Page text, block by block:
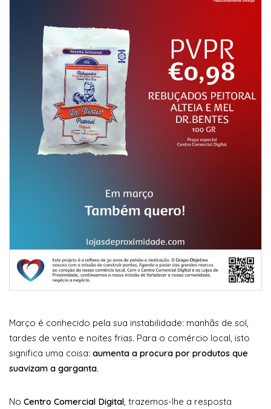
Março é conhecido pela sua instabilidade: manhãs de sol,
tardes de vento e noites frias. Para o comércio local, isto
significa uma coisa: aumenta a procura por produtos que
suavizam a garganta.
No Centro Comercial Digital , trazemos-lhe a resposta